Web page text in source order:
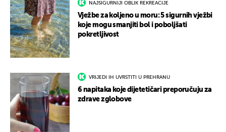
NAJSIGURNIJI OBLIK REKREACIJE
Vježbe za koljeno u moru: 5 sigurnih vježbi
koje mogu smanjiti bol i poboljšati
pokretljivost
VRIJEDI IH UVRSTITI U PREHRANU
6 napitaka koje dijetetičari preporučuju za
zdrave zglobove